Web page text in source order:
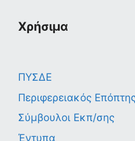
Χρήσιμα
ΠΥΣΔΕ
Περιφερειακός
Σύμβουλοι Εκπ/σης
Έντυπα